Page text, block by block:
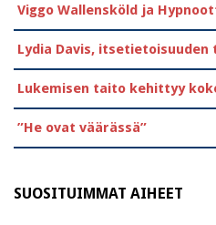
Viggo Wallensköld ja
Lydia Davis, itsetietoisuuden
Lukemisen taito kehittyy
”He ovat väärässä”
SUOSITUIMMAT AIHEET